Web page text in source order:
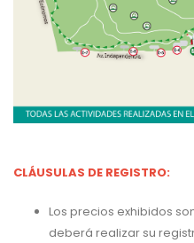
CLÁUSULAS DE REGISTRO:
Los precios exhibidos
deberá realizar su